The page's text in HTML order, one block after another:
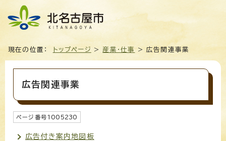
現在の位置： トップページ > 産業・仕事 > 広告関連事業
広告関連事業
ページ番号1005230
広告付き案内地図板